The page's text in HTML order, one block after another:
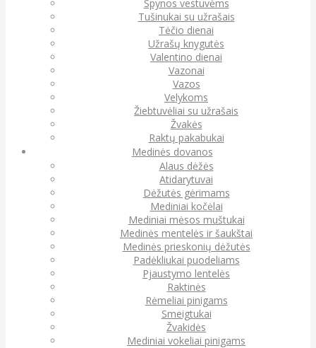
Spynos vestuvėms
Tušinukai su užrašais
Tėčio dienai
Užrašų knygutės
Valentino dienai
Vazonai
Vazos
Velykoms
Žiebtuvėliai su užrašais
Žvakės
Raktų pakabukai
Medinės dovanos
Alaus dėžės
Atidarytuvai
Dėžutės gėrimams
Mediniai kočėlai
Mediniai mėsos muštukai
Medinės mentelės ir šaukštai
Medinės prieskonių dėžutės
Padėkliukai puodeliams
Pjaustymo lentelės
Raktinės
Rėmeliai pinigams
Smeigtukai
Žvakidės
Mediniai vokeliai pinigams